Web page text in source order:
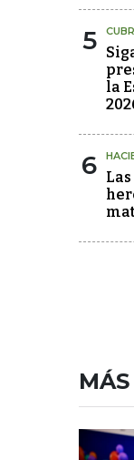
5
la
6